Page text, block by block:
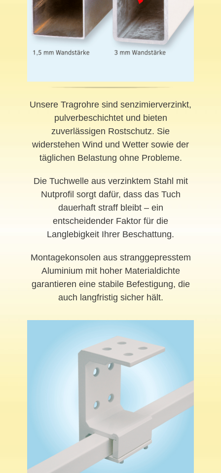
Unsere Tragrohre sind senzimierverzinkt,
pulverbeschichtet und bieten
zuverlässigen Rostschutz. Sie
widerstehen Wind und Wetter sowie der
täglichen Belastung ohne Probleme.
Die Tuchwelle aus verzinktem Stahl mit
Nutprofil sorgt dafür, dass das Tuch
dauerhaft straff bleibt – ein
entscheidender Faktor für die
Langlebigkeit Ihrer Beschattung.
Montagekonsolen aus stranggepresstem
Aluminium mit hoher Materialdichte
garantieren eine stabile Befestigung, die
auch langfristig sicher hält.